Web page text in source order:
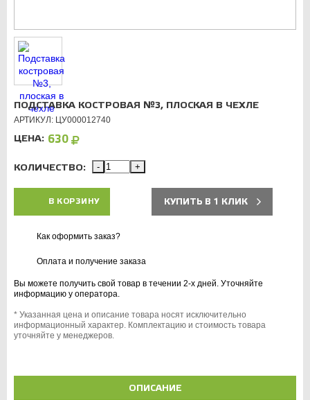
ПОДСТАВКА КОСТРОВАЯ №3, ПЛОСКАЯ В ЧЕХЛЕ
АРТИКУЛ: ЦУ000012740
ЦЕНА: 630
КОЛИЧЕСТВО: - +
В КОРЗИНУ КУПИТЬ В 1 КЛИК
Как оформить заказ?
Оплата и получение заказа
Вы можете получить свой товар в течении 2-х дней. Уточняйте
информацию у оператора.
* Указанная цена и описание товара носят исключительно
информационный характер. Комплектацию и стоимость товара
уточняйте у менеджеров.
ОПИСАНИЕ